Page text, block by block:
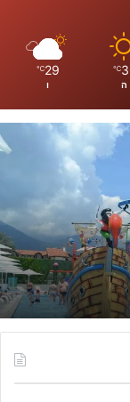
℃
ה
29
℃
ו
בעיר